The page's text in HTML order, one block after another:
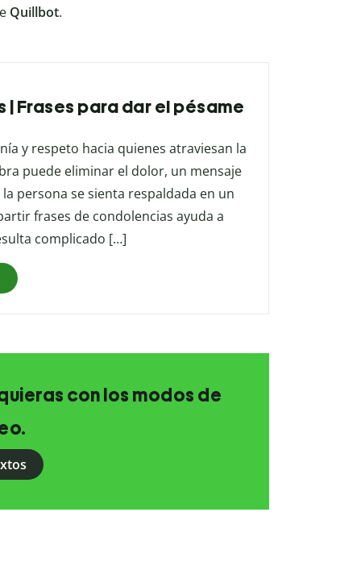
Quillbot.
Frases para dar el pésame
y respeto hacia quienes atraviesan la
puede eliminar el dolor, un mensaje
persona se sienta respaldada en un
frases de condolencias ayuda a
complicado […]
con los modos de